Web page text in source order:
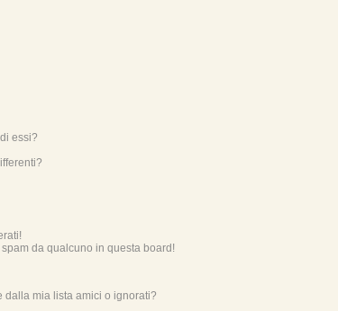
essi?
da qualcuno in questa board!
dalla mia lista amici o ignorati?